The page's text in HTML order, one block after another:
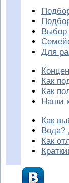
Выбор
Для
Как
Как
Наши
Как
Вода?
Как